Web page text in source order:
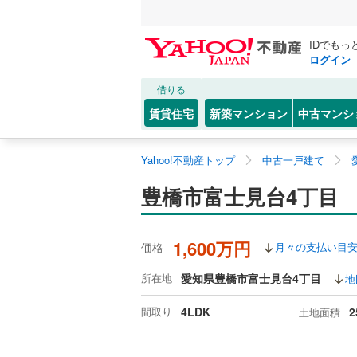
IDでもっ
ログイン
借りる
賃貸住宅 新築マンション 中古マンシ
Yahoo!不動産トップ 中古一戸建て
豊橋市富士見台4丁目
価格 1,600万円 月々の支払い目
所在地 愛知県豊橋市富士見台4丁目
間取り 4LDK 土地面積